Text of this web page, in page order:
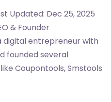
Updated: Dec 25, 2025
& Founder
digital entrepreneur with
founded several
Coupontools, Smstools